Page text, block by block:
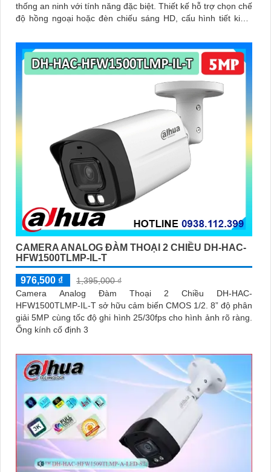
thống an ninh với tính năng đặc biệt. Thiết kế hỗ trợ chọn chế
độ hồng ngoại hoặc đèn chiếu sáng HD, cấu hình tiết kiệm
CAMERA ANALOG ĐÀM THOẠI 2 CHIỀU DH-HAC-
HFW1500TLMP-IL-T
976,500 ₫
1,395,000 ₫
Camera Analog Đàm Thoại 2 Chiều DH-HAC-
HFW1500TLMP-IL-T sở hữu cảm biến CMOS 1/2. 8” độ phân
giải 5MP cùng tốc độ ghi hình 25/30fps cho hình ảnh rõ ràng.
Ống kính cố định 3